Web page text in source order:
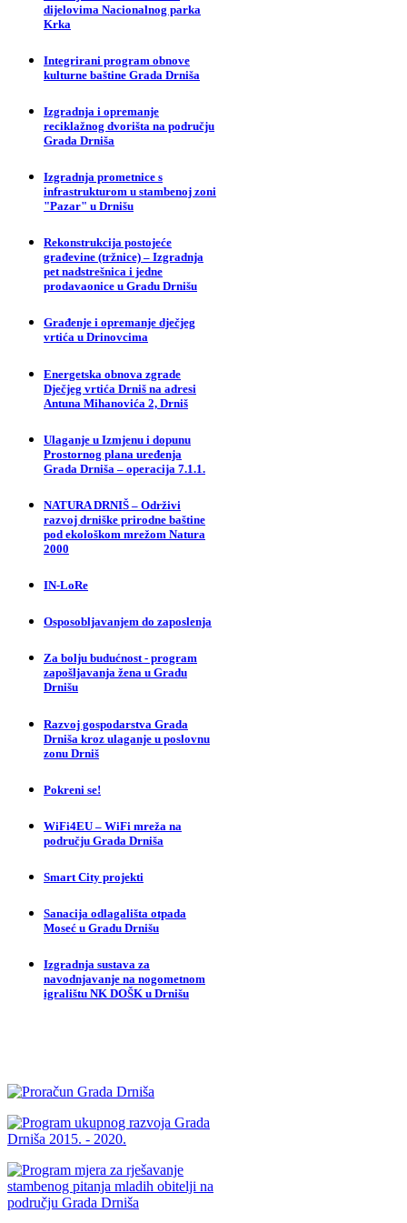
dijelovima Nacionalnog parka
Krka
Integrirani program obnove
kulturne baštine Grada Drniša
Izgradnja i opremanje
reciklažnog dvorišta na području
Grada Drniša
Izgradnja prometnice s
infrastrukturom u stambenoj zoni
"Pazar" u Drnišu
Rekonstrukcija postojeće
građevine (tržnice) – Izgradnja
pet nadstrešnica i jedne
prodavaonice u Gradu Drnišu
Građenje i opremanje dječjeg
vrtića u Drinovcima
Energetska obnova zgrade
Dječjeg vrtića Drniš na adresi
Antuna Mihanovića 2, Drniš
Ulaganje u Izmjenu i dopunu
Prostornog plana uređenja
Grada Drniša – operacija 7.1.1.
NATURA DRNIŠ – Održivi
razvoj drniške prirodne baštine
pod ekološkom mrežom Natura
2000
IN-LoRe
Osposobljavanjem do zaposlenja
Za bolju budućnost - program
zapošljavanja žena u Gradu
Drnišu
Razvoj gospodarstva Grada
Drniša kroz ulaganje u poslovnu
zonu Drniš
Pokreni se!
WiFi4EU – WiFi mreža na
području Grada Drniša
Smart City projekti
Sanacija odlagališta otpada
Moseć u Gradu Drnišu
Izgradnja sustava za
navodnjavanje na nogometnom
igralištu NK DOŠK u Drnišu